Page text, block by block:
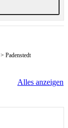
> Padenstedt
Alles anzeigen